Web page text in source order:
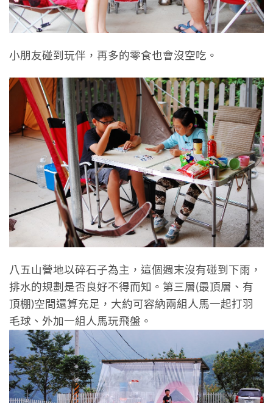
小朋友碰到玩伴，再多的零食也會沒空吃。
八五山營地以碎石子為主，這個週末沒有碰到下雨，
排水的規劃是否良好不得而知。第三層(最頂層、有
頂棚)空間還算充足，大約可容納兩組人馬一起打羽
毛球、外加一組人馬玩飛盤。